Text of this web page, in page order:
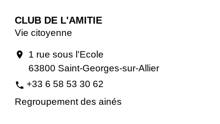
CLUB DE L'AMITIE
Vie citoyenne
location_on
1 rue sous l'Ecole
63800 Saint-Georges-sur-Allier
phone +33 6 58 53 30 62
Regroupement des ainés